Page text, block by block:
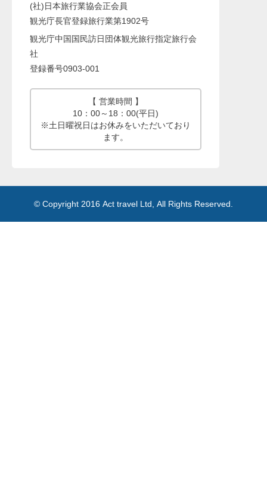
(社)日本旅行業協会正会員
観光庁長官登録旅行業第1902号
観光庁中国国民訪日団体観光旅行指定旅行会
社
登録番号0903-001
【 営業時間 】
10：00～18：00(平日)
※土日曜祝日はお休みをいただいており
ます。
© Copyright 2016 Act travel Ltd, All Rights Reserved.